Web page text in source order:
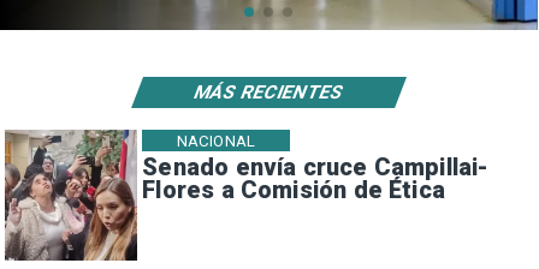
Senado envía cruce Campillai-
Flores a Comisión de Ética
NACIONAL
MÁS RECIENTES